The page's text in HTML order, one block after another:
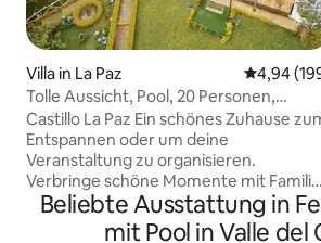
Villa in La Paz
4,94
Tolle Aussicht, Pool, 20 Personen,
Whirlpool, Veranstaltungsraum
Castillo La Paz Ein schönes Zuhause zum
Entspannen oder um deine
Veranstaltung zu organisieren.
Verbringe schöne Momente mit Familie
und Freunden! Es verfügt über einen
Pool, einen beheizten Whirlpool, eine
Beliebte Ausstattung in
mit Pool in Valle del